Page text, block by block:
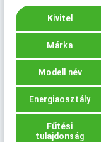
Kivitel
Márka
Modell név
Energiaosztály
Fűtési
tulajdonság